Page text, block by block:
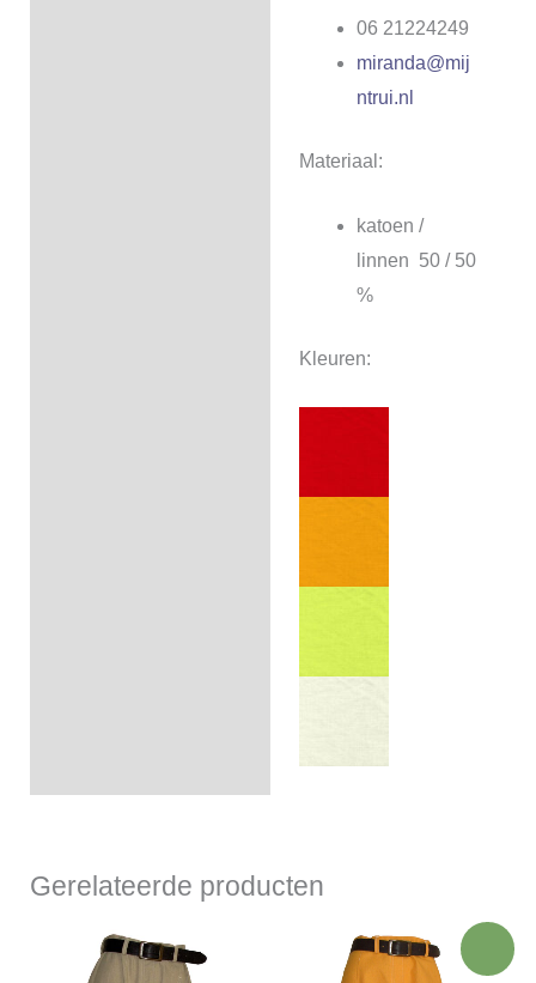
06 21224249
miranda@mij
ntrui.nl
Materiaal:
katoen /
linnen 50 / 50
%
Kleuren:
Gerelateerde producten